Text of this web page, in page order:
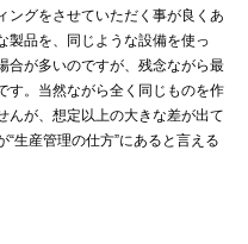
ングをさせていただく事が良くあ
製品を、同じような設備を使っ
合が多いのですが、残念ながら最
す。当然ながら全く同じものを作
んが、想定以上の大きな差が出て
生産管理の仕方”にあると言える